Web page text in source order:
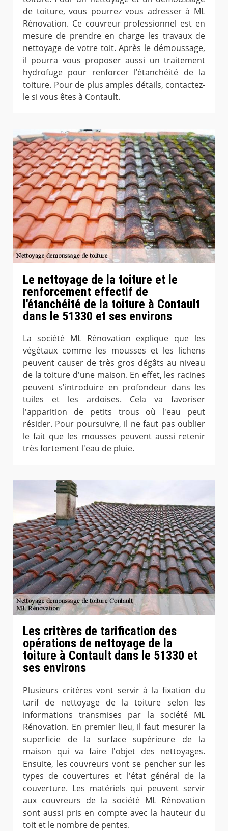
de toiture, vous pourrez vous adresser à ML
Rénovation. Ce couvreur professionnel est en
mesure de prendre en charge les travaux de
nettoyage de votre toit. Après le démoussage,
il pourra vous proposer aussi un traitement
hydrofuge pour renforcer l’étanchéité de la
toiture. Pour de plus amples détails, contactez-
le si vous êtes à Contault.
Le nettoyage de la toiture et le
renforcement effectif de
l'étanchéité de la toiture à Contault
dans le 51330 et ses environs
La société ML Rénovation explique que les
végétaux comme les mousses et les lichens
peuvent causer de très gros dégâts au niveau
de la toiture d'une maison. En effet, les racines
peuvent s'introduire en profondeur dans les
tuiles et les ardoises. Cela va favoriser
l'apparition de petits trous où l'eau peut
résider. Pour poursuivre, il ne faut pas oublier
le fait que les mousses peuvent aussi retenir
très fortement l'eau de pluie.
Les critères de tarification des
opérations de nettoyage de la
toiture à Contault dans le 51330 et
ses environs
Plusieurs critères vont servir à la fixation du
tarif de nettoyage de la toiture selon les
informations transmises par la société ML
Rénovation. En premier lieu, il faut mesurer la
superficie de la surface supérieure de la
maison qui va faire l'objet des nettoyages.
Ensuite, les couvreurs vont se pencher sur les
types de couvertures et l'état général de la
couverture. Les matériels qui peuvent servir
aux couvreurs de la société ML Rénovation
sont aussi pris en compte avec la hauteur du
toit et le nombre de pentes.